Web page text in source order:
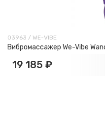
03963 / WE-VIBE
Вибромассажер We-Vibe
19 185 ₽